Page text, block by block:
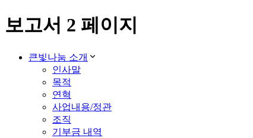
보고서 2 페이지
큰빛나눔 소개
인사말
목적
연혁
사업내용/정관
조직
기부금 내역